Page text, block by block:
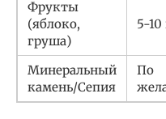
Фрукты
(яблоко,
груша)
5-10
Минеральный
камень/Сепия
По